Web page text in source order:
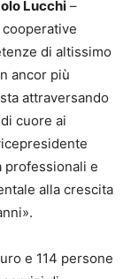
Lucchi –
cooperative
di altissimo
ancor più
attraversando
cuore ai
professionali e
alla crescita
e 114 persone